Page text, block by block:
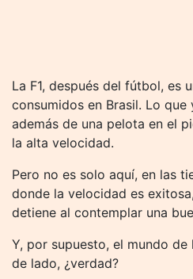
La F1, después del fútbol, ​​es
consumidos en Brasil. Lo
además de una pelota en el
la alta velocidad.
Pero no es solo aquí, en las
donde la velocidad es
detiene al contemplar una
Y, por supuesto, el mundo
de lado, ¿verdad?